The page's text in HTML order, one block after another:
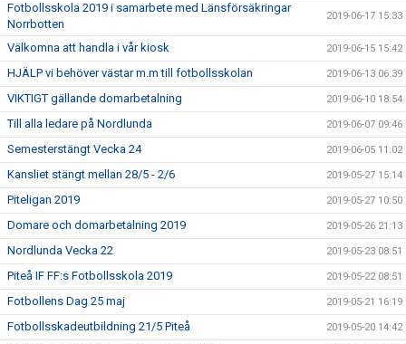
Fotbollsskola 2019 i samarbete med Länsförsäkringar
Norrbotten
2019-06-17 15:33
Välkomna att handla i vår kiosk 2019-06-15 15:42
HJÄLP vi behöver västar m.m till fotbollsskolan 2019-06-13 06:39
VIKTIGT gällande domarbetalning 2019-06-10 18:54
Till alla ledare på Nordlunda 2019-06-07 09:46
Semesterstängt Vecka 24 2019-06-05 11:02
Kansliet stängt mellan 28/5 - 2/6 2019-05-27 15:14
Piteligan 2019 2019-05-27 10:50
Domare och domarbetalning 2019 2019-05-26 21:13
Nordlunda Vecka 22 2019-05-23 08:51
Piteå IF FF:s Fotbollsskola 2019 2019-05-22 08:51
Fotbollens Dag 25 maj 2019-05-21 16:19
Fotbollsskadeutbildning 21/5 Piteå 2019-05-20 14:42